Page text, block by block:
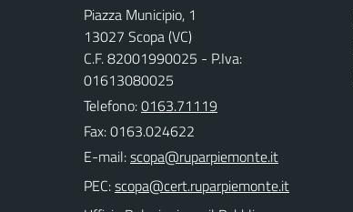
Piazza Municipio, 1
13027 Scopa (VC)
C.F. 82001990025 - P.Iva:
01613080025
Telefono:0163.71119
Fax: 0163.024622
E-mail:
PEC: